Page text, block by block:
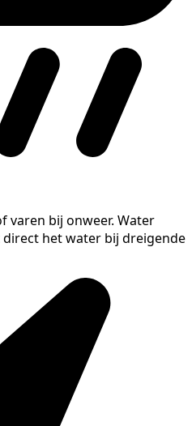
varen bij onweer. Water
het water bij dreigende